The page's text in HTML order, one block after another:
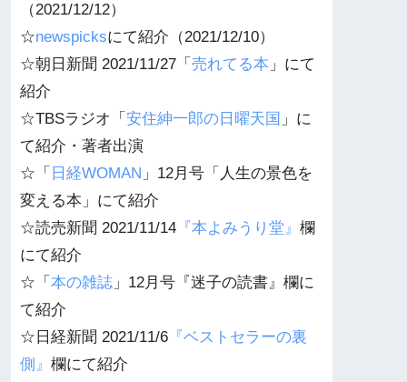
（2021/12/12）
☆newspicksにて紹介（2021/12/10）
☆朝日新聞 2021/11/27「 売れてる本 」にて
紹介
☆TBSラジオ「 安住紳一郎の日曜天国 」に
て紹介・著者出演
☆「 日経WOMAN 」12月号「人生の景色を
変える本」にて紹介
☆読売新聞 2021/11/14 『本よみうり堂』 欄
にて紹介
☆「 本の雑誌 」12月号『迷子の読書』欄に
て紹介
☆日経新聞 2021/11/6 『ベストセラーの裏
側』 欄にて紹介